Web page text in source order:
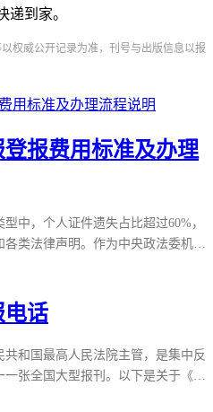
递到家。
权威公开记录为准，刊号与出版信息以报
登报费用标准及办理
中，个人证件遗失占比超过60%，
类法律声明。作为中央政法委机关
专业法治属性，已成为全国范围内
国内统一刊号：CN11-0080）创刊
制日报》，2020年正式更名。作为
内唯一面向国内外发行的中央级法治
新闻单位之一。报纸立足法治专属
治建设、
电话
共和国最高人民法院主管，是集中反
张全国大型报刊。以下是关于《人
法院报一、创办背景与历史《人民